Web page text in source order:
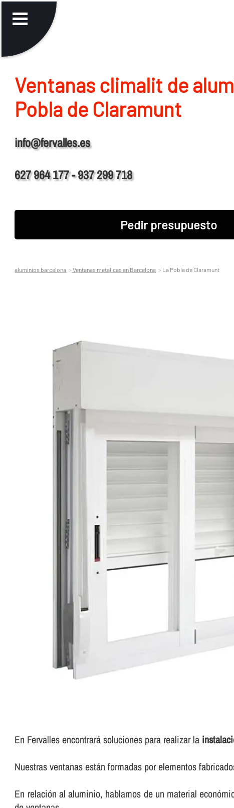
Ventanas climalit de
Pobla de Claramunt
info@fervalles.es
627 964 177 - 937 299 718
Pedir presupuesto
aluminios barcelona Ventanas metalicas en Barcelona La Pobla de Claramunt
En Fervalles encontrará soluciones para realizar la
Nuestras ventanas están formadas por elementos
En relación al aluminio, hablamos de un material